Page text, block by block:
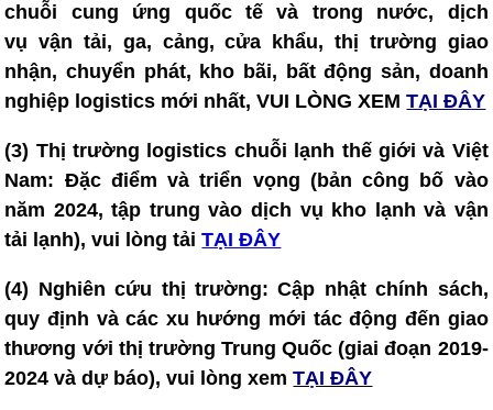
chuỗi cung ứng quốc tế và trong nước, dịch
vụ vận tải, ga, cảng, cửa khẩu, thị trường giao
nhận, chuyển phát, kho bãi, bất động sản, doanh
nghiệp logistics mới nhất, VUI LÒNG XEM TẠI ĐÂY
(3) Thị trường logistics chuỗi lạnh thế giới và Việt
Nam: Đặc điểm và triển vọng (bản công bố vào
năm 2024, tập trung vào dịch vụ kho lạnh và vận
tải lạnh), vui lòng tảiTẠI ĐÂY
(4) Nghiên cứu thị trường: Cập nhật chính sách,
quy định và các xu hướng mới tác động đến giao
thương với thị trường Trung Quốc (giai đoạn 2019-
2024 và dự báo), vui lòng xemTẠI ĐÂY